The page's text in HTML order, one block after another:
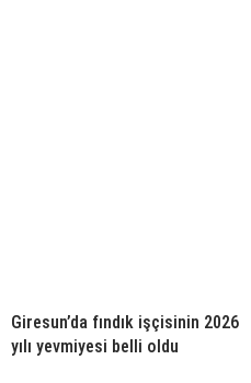
Giresun’da fındık işçisinin 2026
yılı yevmiyesi belli oldu